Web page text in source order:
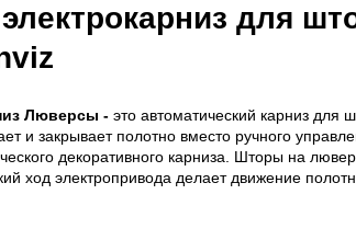
для
Люверсы - это автоматический карниз для
и закрывает полотно вместо ручного
декоративного карниза. Шторы на
ход электропривода делает движение